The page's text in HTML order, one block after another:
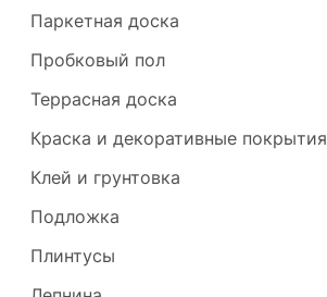
Паркетная доска
Пробковый пол
Террасная доска
Краска и декоративные покрытия
Клей и грунтовка
Подложка
Плинтусы